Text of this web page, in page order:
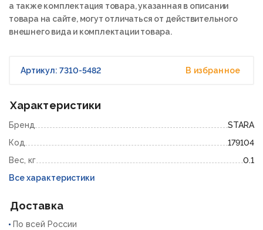
а также комплектация товара, указанная в описании
товара на сайте, могут отличаться от действительного
внешнего вида и комплектации товара.
Артикул: 7310-5482 В избранное
Характеристики
Бренд
STARA
Код
179104
Вес, кг
0.1
Все характеристики
Доставка
По всей России